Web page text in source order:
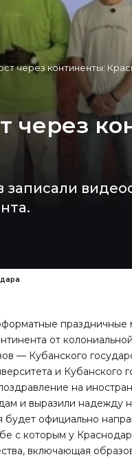
через континенты:
через
записали
от
— Кубанского
и Кубанского
на
и выразили надежду
официально
с которым у
включающая